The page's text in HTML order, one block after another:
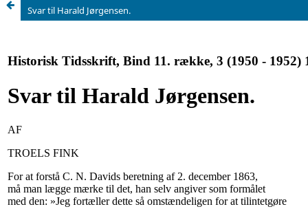
Svar til Harald Jørgensen.